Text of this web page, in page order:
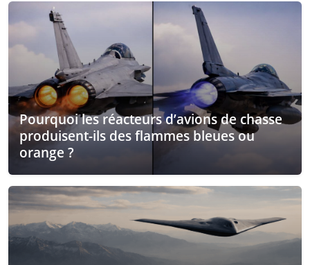
Pourquoi les réacteurs d’avions de chasse
produisent-ils des flammes bleues ou
orange ?